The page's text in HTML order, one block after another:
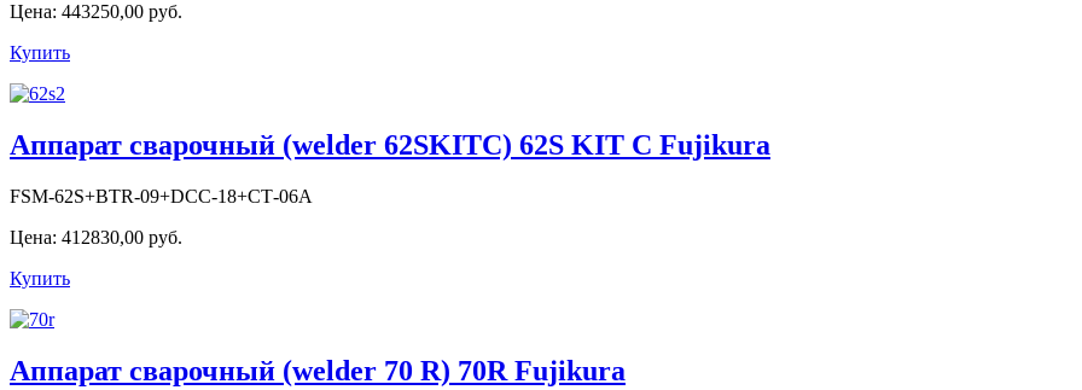
Цена: 443250,00 руб.
Купить
Аппарат сварочный (welder 62SKITС) 62S KIT С Fujikura
FSM-62S+BTR-09+DCC-18+СТ-06А
Цена: 412830,00 руб.
Купить
Аппарат сварочный (welder 70 R) 70R Fujikura